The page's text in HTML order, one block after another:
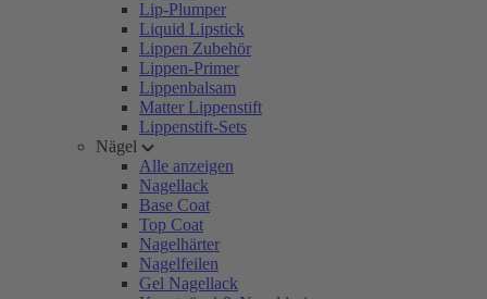
Lip-Plumper
Liquid Lipstick
Lippen Zubehör
Lippen-Primer
Lippenbalsam
Matter Lippenstift
Lippenstift-Sets
Nägel
Alle anzeigen
Nagellack
Base Coat
Top Coat
Nagelhärter
Nagelfeilen
Gel Nagellack